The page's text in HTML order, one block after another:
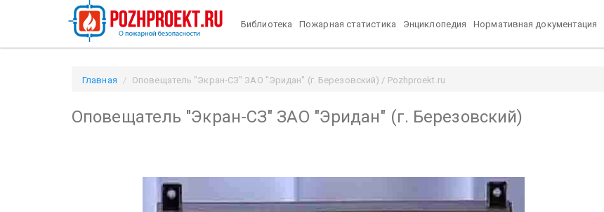
Библиотека Пожарная статистика Энциклопедия Нормативная документация
Главная Оповещатель "Экран-СЗ" ЗАО "Эридан" (г. Березовский) / Pozhproekt.ru
Оповещатель "Экран-СЗ" ЗАО "Эридан" (г. Березовский)